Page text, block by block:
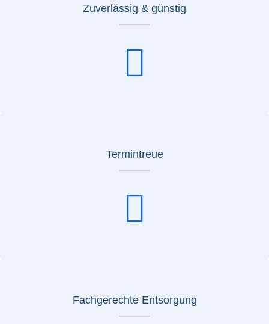
Zuverlässig & günstig
Termintreue
Fachgerechte Entsorgung